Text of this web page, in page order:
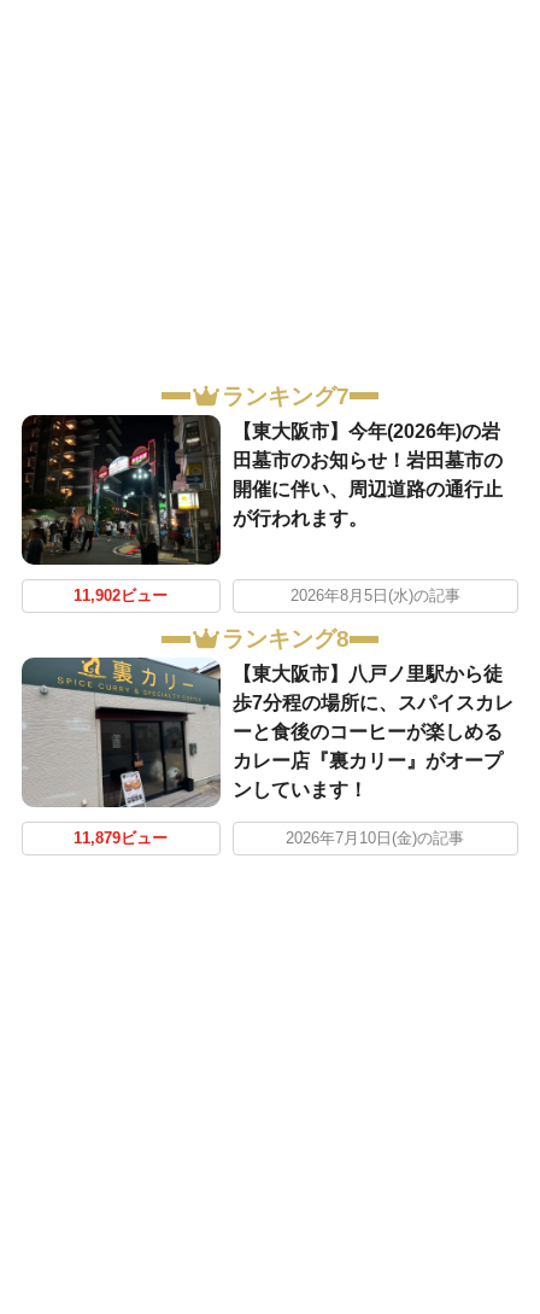
ランキング7
【東大阪市】今年(2026年)の岩
田墓市のお知らせ！岩田墓市の
開催に伴い、周辺道路の通行止
が行われます。
11,902ビュー 2026年8月5日(水)の記事
ランキング8
【東大阪市】八戸ノ里駅から徒
歩7分程の場所に、スパイスカレ
ーと食後のコーヒーが楽しめる
カレー店『裏カリー』がオープ
ンしています！
11,879ビュー 2026年7月10日(金)の記事